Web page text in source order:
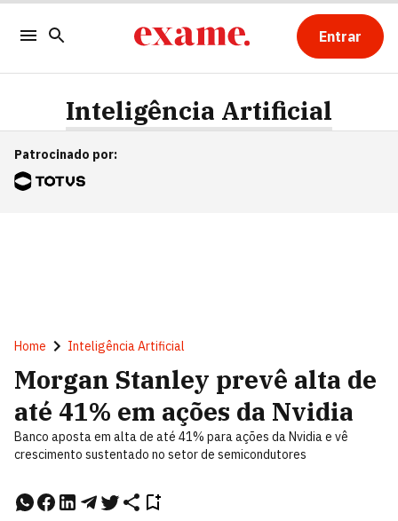
Entrar
Inteligência Artificial
Patrocinado por:
Home Inteligência Artificial
Morgan Stanley prevê alta de
até 41% em ações da Nvidia
Banco aposta em alta de até 41% para ações da Nvidia e vê
crescimento sustentado no setor de semicondutores